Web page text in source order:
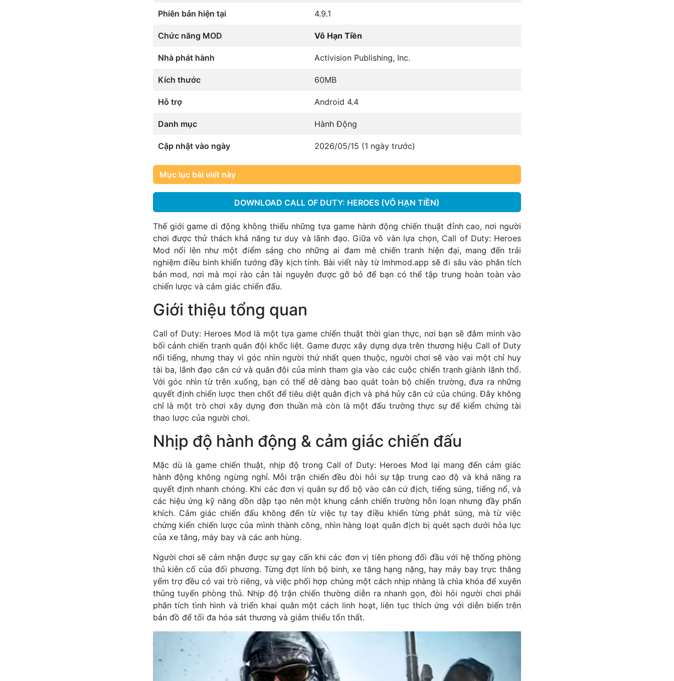
Phiên bản hiện tại 4.9.1
Chức năng MOD Vô Hạn Tiền
Nhà phát hành Activision Publishing, Inc.
Kích thước 60MB
Hỗ trợ Android 4.4
Danh mục Hành Động
Cập nhật vào ngày 2026/05/15 (1 ngày trước)
Mục lục bài viết này
DOWNLOAD CALL OF DUTY: HEROES (VÔ HẠN TIỀN)
Thế giới game di động không thiếu những tựa game hành động chiến thuật đỉnh cao, nơi người
chơi được thử thách khả năng tư duy và lãnh đạo. Giữa vô vàn lựa chọn, Call of Duty: Heroes
Mod nổi lên như một điểm sáng cho những ai đam mê chiến tranh hiện đại, mang đến trải
nghiệm điều binh khiển tướng đầy kịch tính. Bài viết này từ lmhmod.app sẽ đi sâu vào phân tích
bản mod, nơi mà mọi rào cản tài nguyên được gỡ bỏ để bạn có thể tập trung hoàn toàn vào
chiến lược và cảm giác chiến đấu.
Giới thiệu tổng quan
Call of Duty: Heroes Mod là một tựa game chiến thuật thời gian thực, nơi bạn sẽ đắm mình vào
bối cảnh chiến tranh quân đội khốc liệt. Game được xây dựng dựa trên thương hiệu Call of Duty
nổi tiếng, nhưng thay vì góc nhìn người thứ nhất quen thuộc, người chơi sẽ vào vai một chỉ huy
tài ba, lãnh đạo căn cứ và quân đội của mình tham gia vào các cuộc chiến tranh giành lãnh thổ.
Với góc nhìn từ trên xuống, bạn có thể dễ dàng bao quát toàn bộ chiến trường, đưa ra những
quyết định chiến lược then chốt để tiêu diệt quân địch và phá hủy căn cứ của chúng. Đây không
chỉ là một trò chơi xây dựng đơn thuần mà còn là một đấu trường thực sự để kiểm chứng tài
thao lược của người chơi.
Nhịp độ hành động & cảm giác chiến đấu
Mặc dù là game chiến thuật, nhịp độ trong Call of Duty: Heroes Mod lại mang đến cảm giác
hành động không ngừng nghỉ. Mỗi trận chiến đều đòi hỏi sự tập trung cao độ và khả năng ra
quyết định nhanh chóng. Khi các đơn vị quân sự đổ bộ vào căn cứ địch, tiếng súng, tiếng nổ, và
các hiệu ứng kỹ năng dồn dập tạo nên một khung cảnh chiến trường hỗn loạn nhưng đầy phấn
khích. Cảm giác chiến đấu không đến từ việc tự tay điều khiển từng phát súng, mà từ việc
chứng kiến chiến lược của mình thành công, nhìn hàng loạt quân địch bị quét sạch dưới hỏa lực
của xe tăng, máy bay và các anh hùng.
Người chơi sẽ cảm nhận được sự gay cấn khi các đơn vị tiên phong đối đầu với hệ thống phòng
thủ kiên cố của đối phương. Từng đợt lính bộ binh, xe tăng hạng nặng, hay máy bay trực thăng
yểm trợ đều có vai trò riêng, và việc phối hợp chúng một cách nhịp nhàng là chìa khóa để xuyên
thủng tuyến phòng thủ. Nhịp độ trận chiến thường diễn ra nhanh gọn, đòi hỏi người chơi phải
phân tích tình hình và triển khai quân một cách linh hoạt, liên tục thích ứng với diễn biến trên
bản đồ để tối đa hóa sát thương và giảm thiểu tổn thất.